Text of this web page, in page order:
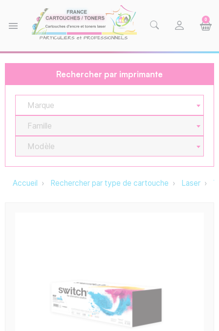
menu
0
Rechercher par imprimante
Marque
Famille
Modèle
Accueil Rechercher par type de cartouche Laser